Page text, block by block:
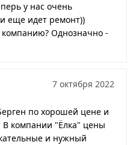
у нас очень
еще идет ремонт))
Однозначно -
7 октября 2022
по хорошей цене и
В компании "Ёлка" цены
и нужный